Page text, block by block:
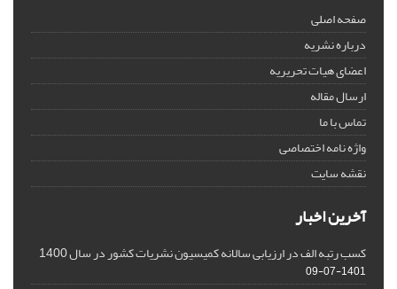
صفحه اصلی
درباره نشریه
اعضای هیات تحریریه
ارسال مقاله
تماس با ما
واژه نامه اختصاصی
نقشه سایت
آخرین اخبار
کسب رتبه الف در ارزیابی سالانه کمیسیون نشریات کشور در سال 1400
1401-07-09